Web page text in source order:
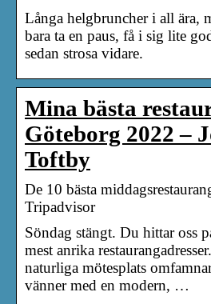
Långa helgbruncher i all ära,
bara ta en paus, få i sig lite
sedan strosa vidare.
Mina bästa
Göteborg 2022 –
Toftby
De 10 bästa
Tripadvisor
Söndag stängt. Du hittar oss
mest anrika
naturliga mötesplats
vänner med en modern, …